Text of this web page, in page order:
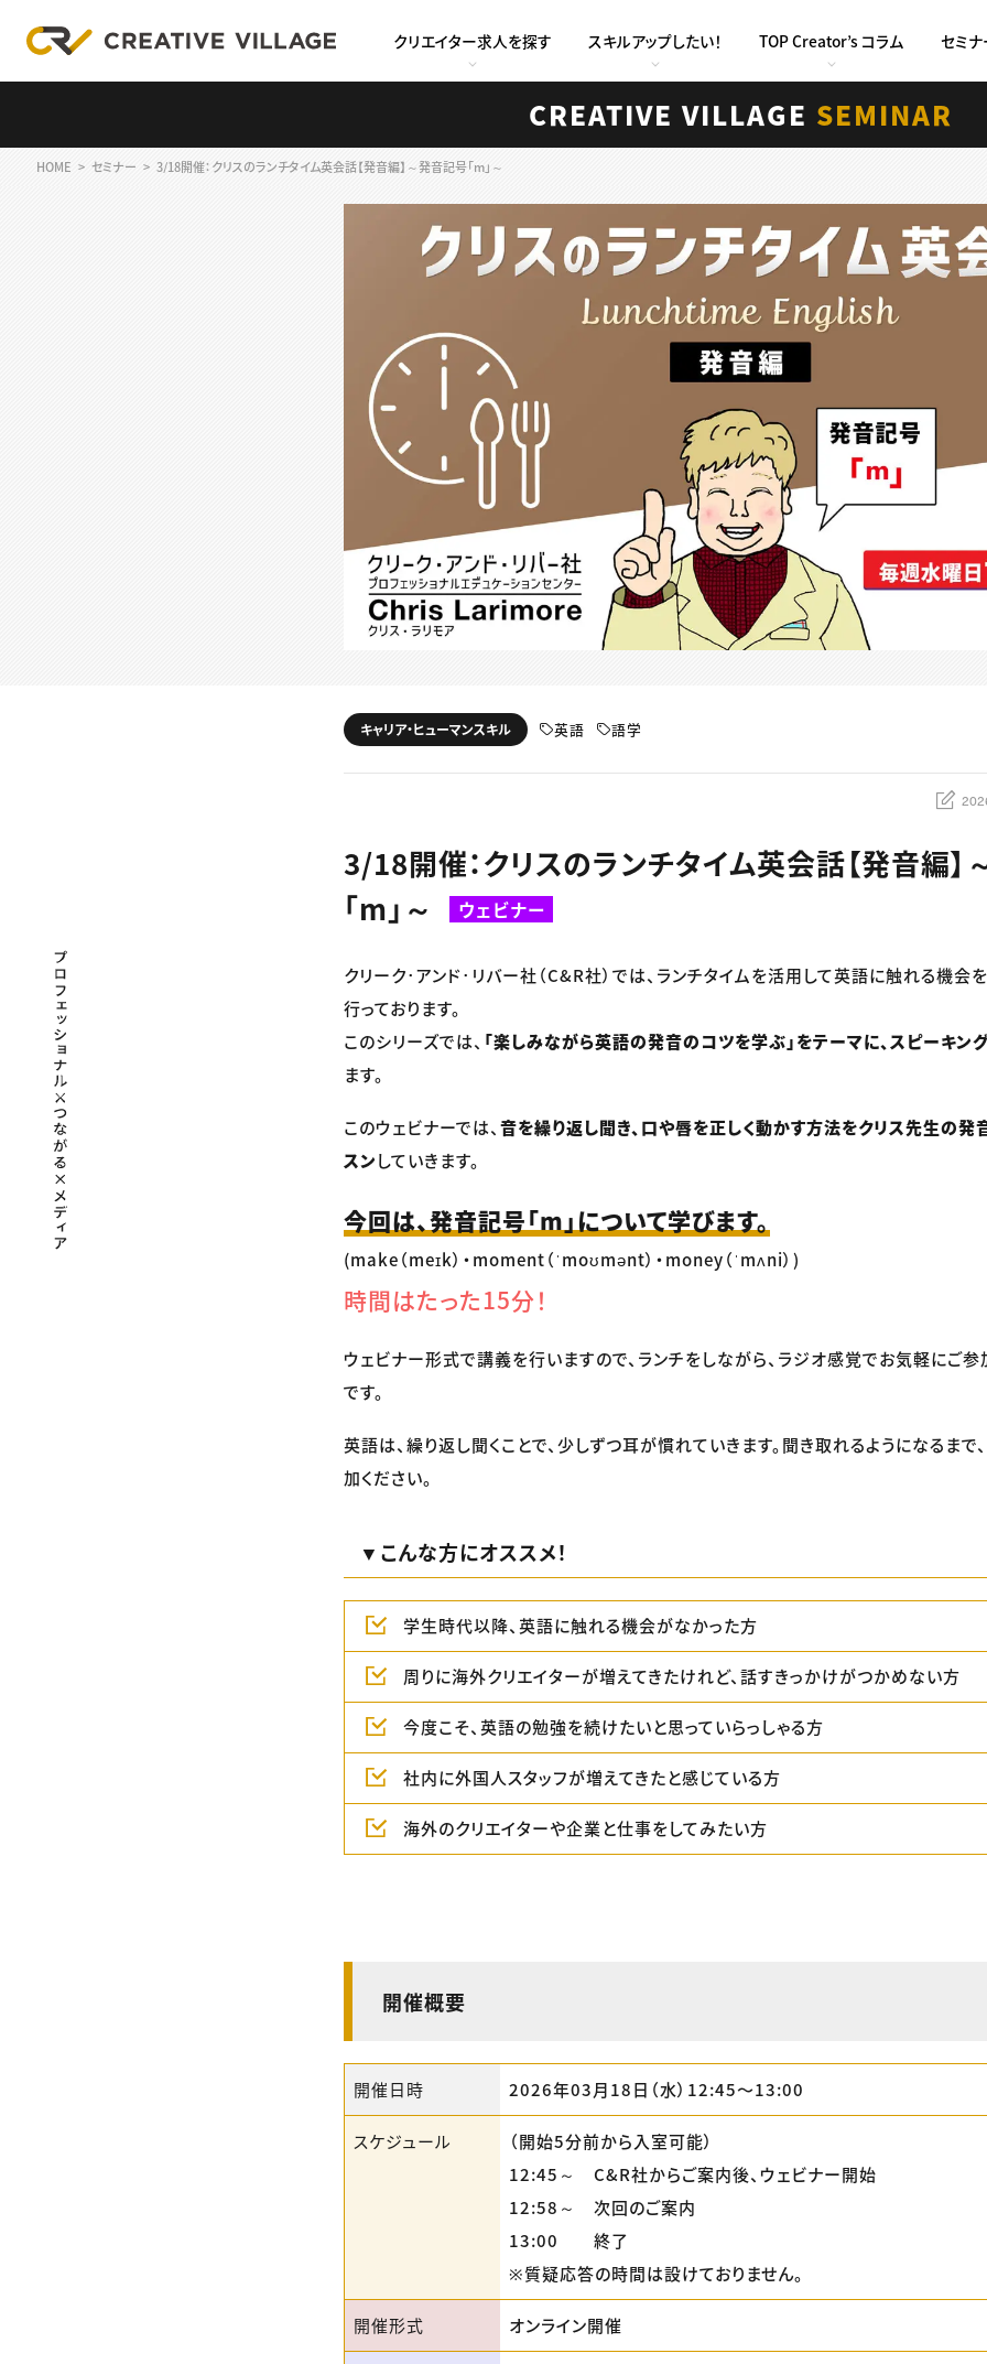
クリエイター求人を探す スキルアップしたい！ TOP Creator’s コラム セミ
CREATIVE VILLAGE SEMINAR
HOME セミナー 3/18開催：クリスのランチタイム英会話【発音編】～発音記号「m」～
キャリア・ヒューマンスキル 英語 語学
3/18開催：クリスのランチタイム英会話【発音編
「m」～
ウェビナー
クリーク･アンド･リバー社（C&R社）では、ランチタイムを活用して英語に触れる機会
行っております。
このシリーズでは、 「楽しみながら英語の発音のコツを学ぶ」をテーマに、スピーキン
ます。
このウェビナーでは、 音を繰り返し聞き、口や唇を正しく動かす方法をクリス先生の発
スンしていきます。
今回は、発音記号「m」について学びます。
(make（meɪk）・moment（ˈmoʊmənt）・money（ˈmʌni）)
時間はたった15分！
ウェビナー形式で講義を行いますので、ランチをしながら、ラジオ感覚でお気軽にご
です。
英語は、繰り返し聞くことで、少しずつ耳が慣れていきます。聞き取れるようになるまで
加ください。
▼こんな方にオススメ！
学生時代以降、英語に触れる機会がなかった方
周りに海外クリエイターが増えてきたけれど、話すきっかけがつかめない方
今度こそ、英語の勉強を続けたいと思っていらっしゃる方
社内に外国人スタッフが増えてきたと感じている方
海外のクリエイターや企業と仕事をしてみたい方
開催概要
開催日時 2026年03月18日（水）12:45〜13:00
スケジュール
（開始5分前から入室可能）
12:45～ C&R社からご案内後、ウェビナー開始
12:58～ 次回のご案内
13:00 終了
※質疑応答の時間は設けておりません。
開催形式 オンライン開催